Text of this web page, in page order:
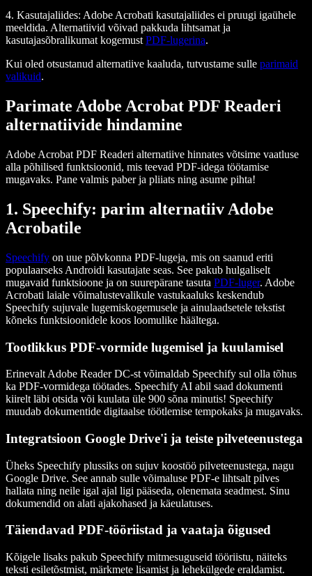
4. Kasutajaliides: Adobe Acrobati kasutajaliides ei pruugi igaühele
meeldida. Alternatiivid võivad pakkuda lihtsamat ja
kasutajasõbralikumat kogemust PDF-lugerina.
Kui oled otsustanud alternatiive kaaluda, tutvustame sulle parimaid
valikuid.
Parimate Adobe Acrobat PDF Readeri
alternatiivide hindamine
Adobe Acrobat PDF Readeri alternatiive hinnates võtsime vaatluse
alla põhilised funktsioonid, mis teevad PDF-idega töötamise
mugavaks. Pane valmis paber ja pliiats ning asume pihta!
1. Speechify: parim alternatiiv Adobe
Acrobatile
Speechify on uue põlvkonna PDF-lugeja, mis on saanud eriti
populaarseks Androidi kasutajate seas. See pakub hulgaliselt
mugavaid funktsioone ja on suurepärane tasuta PDF-luger. Adobe
Acrobati laiale võimalustevalikule vastukaaluks keskendub
Speechify sujuvale lugemiskogemusele ja ainulaadsetele tekstist
kõneks funktsioonidele koos loomulike häältega.
Tootlikkus PDF-vormide lugemisel ja kuulamisel
Erinevalt Adobe Reader DC-st võimaldab Speechify sul olla tõhus
ka PDF-vormidega töötades. Speechify AI abil saad dokumenti
kiirelt läbi otsida või kuulata üle 900 sõna minutis! Speechify
muudab dokumentide digitaalse töötlemise tempokaks ja mugavaks.
Integratsioon Google Drive'i ja teiste pilveteenustega
Üheks Speechify plussiks on sujuv koostöö pilveteenustega, nagu
Google Drive. See annab sulle võimaluse PDF-e lihtsalt pilves
hallata ning neile igal ajal ligi pääseda, olenemata seadmest. Sinu
dokumendid on alati ajakohased ja käeulatuses.
Täiendavad PDF-tööriistad ja vaataja õigused
Kõigele lisaks pakub Speechify mitmesuguseid tööriistu, näiteks
teksti esiletõstmist, märkmete lisamist ja lehekülgede eraldamist.